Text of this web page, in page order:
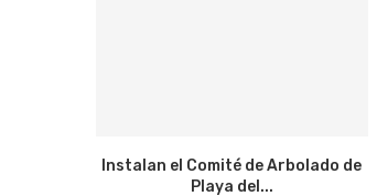
Instalan el Comité de Arbolado de
Playa del...